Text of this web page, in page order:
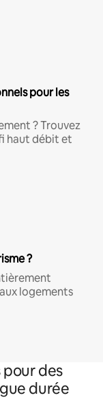
pour les
? Trouvez
haut débit et
?
logements
des
durée